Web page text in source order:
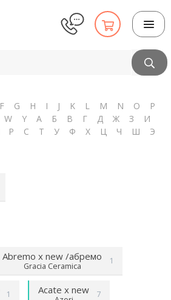
F G H I J K L M N O
P
W Y А Б В Г Д Ж З
И
Р С Т У Ф Х Ц Ч Ш
Э
Abremo х new /абремо
Gracia Ceramica
1
1 Acate х new 7